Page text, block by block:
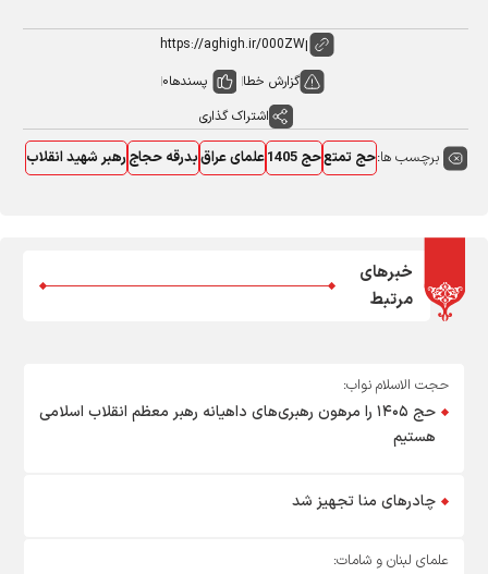
گزارش خطا پسندها0
اشتراک گذاری
برچسب ها:حج تمتعحج 1405 علمای عراقبدرقه حجاجرهبر شهید انقلاب
خبرهای
مرتبط
حجت الاسلام نواب:
حج ۱۴۰۵ را مرهون رهبری‌های داهیانه رهبر معظم انقلاب اسلامی
هستیم
چادرهای منا تجهیز شد
علمای لبنان و شامات: